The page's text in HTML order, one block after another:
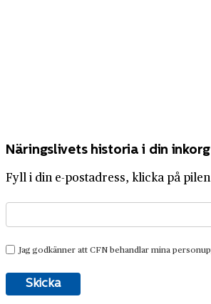
Näringslivets historia i din inkorg
Fyll i din e-postadress, klicka på pilen